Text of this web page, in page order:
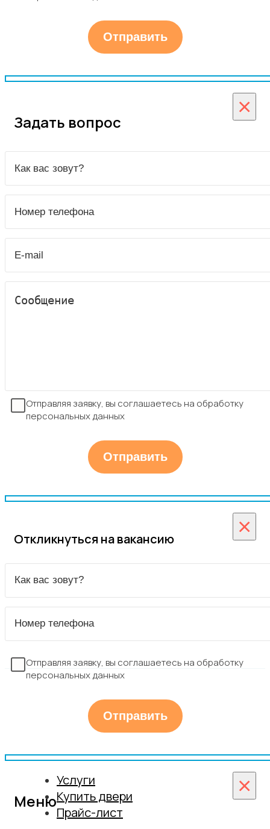
×
Задать вопрос
Отправляя заявку, вы соглашаетесь на обработку
персональных данных
×
Откликнуться на вакансию
Отправляя заявку, вы соглашаетесь на обработку
персональных данных
×
Меню
Услуги
Купить двери
Прайс-лист